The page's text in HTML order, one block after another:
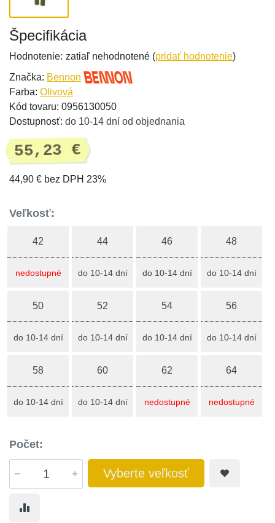
Špecifikácia
Hodnotenie: zatiaľ nehodnotené (pridať hodnotenie)
Značka: Bennon
Farba: Olivová
Kód tovaru: 0956130050
Dostupnosť: do 10-14 dní od objednania
55,23 €
44,90 € bez DPH 23%
Veľkosť:
42
nedostupné
44
do 10-14 dní
46
do 10-14 dní
48
do 10-14 dní
50
do 10-14 dní
52
do 10-14 dní
54
do 10-14 dní
56
do 10-14 dní
58
do 10-14 dní
60
do 10-14 dní
62
nedostupné
64
nedostupné
Počet:
Vyberte veľkosť